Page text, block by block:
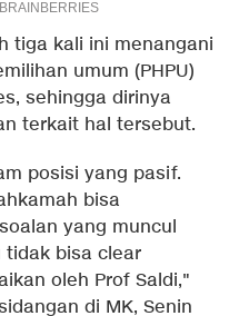
tiga kali ini menangani
umum (PHPU)
sehingga dirinya
terkait hal tersebut.
posisi yang pasif.
bisa
yang muncul
tidak bisa clear
oleh Prof Saldi,"
di MK, Senin